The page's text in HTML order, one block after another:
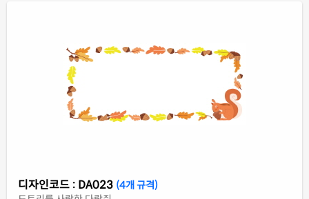
디자인코드 : DA023 (4개 규격)